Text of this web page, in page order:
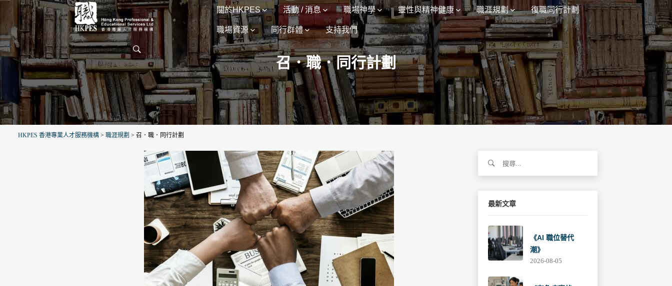
關於HKPES 活動 / 消息 職場神學 靈性與精神健康 職涯規劃 復職同行計劃
職場資源 同行群體 支持我們
召．職．同行計劃
HKPES 香港專業人才服務機構 > 職涯規劃 > 召．職．同行計劃
關
最新文章
《AI 職位替代
潮》
2026-08-05